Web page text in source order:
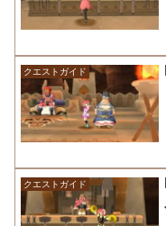
クエストガイド
クエストガイド